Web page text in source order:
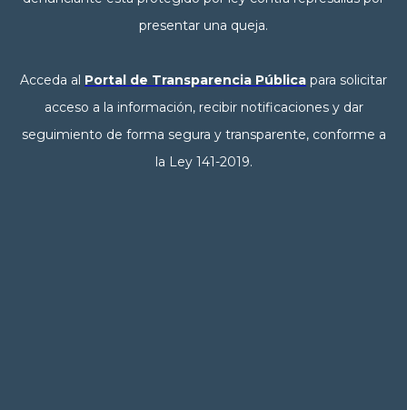
presentar una queja.
Acceda al Portal de Transparencia Pública para solicitar
acceso a la información, recibir notificaciones y dar
seguimiento de forma segura y transparente, conforme a
la Ley 141-2019.